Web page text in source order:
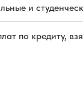
и
по кредиту,